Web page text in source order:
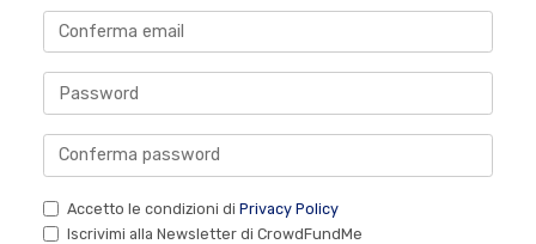
Accetto le condizioni di Privacy Policy
Iscrivimi alla Newsletter di CrowdFundMe